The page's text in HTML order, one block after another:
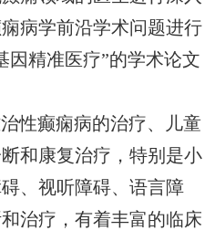
病学前沿学术问题进行
因精准医疗”的学术论文
性癫痫病的治疗、儿童
和康复治疗，特别是小
、视听障碍、语言障
治疗，有着丰富的临床